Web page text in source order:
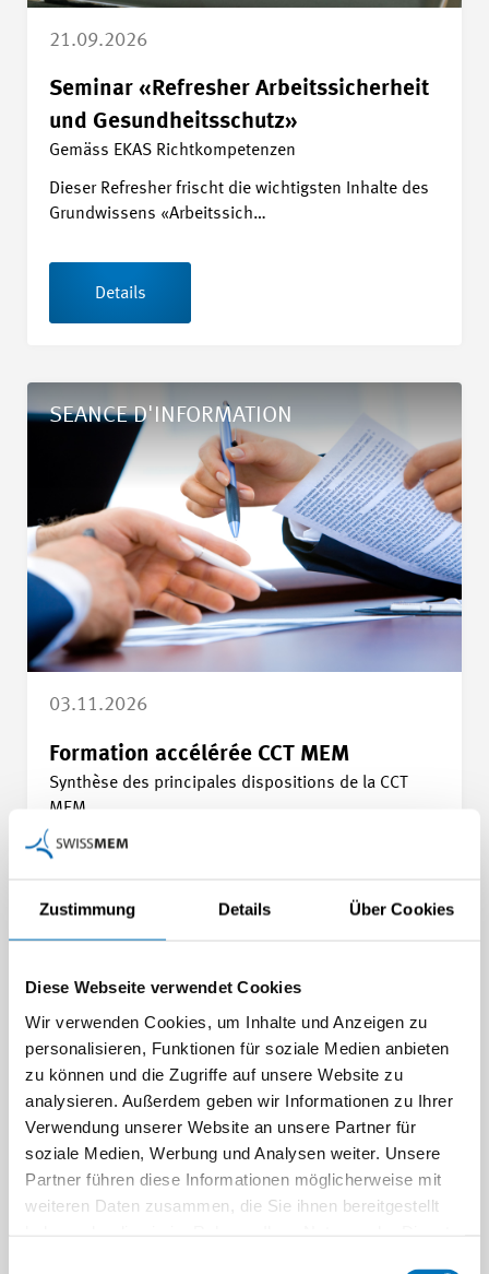
Zustimmung Details Über Cookies
Diese Webseite verwendet Cookies
Wir verwenden Cookies, um Inhalte und Anzeigen zu
personalisieren, Funktionen für soziale Medien anbieten
zu können und die Zugriffe auf unsere Website zu
analysieren. Außerdem geben wir Informationen zu Ihrer
Verwendung unserer Website an unsere Partner für
soziale Medien, Werbung und Analysen weiter. Unsere
Partner führen diese Informationen möglicherweise mit
weiteren Daten zusammen, die Sie ihnen bereitgestellt
21.09.2026
Seminar «Refresher Arbeitssicherheit
und Gesundheitsschutz»
Gemäss EKAS Richtkompetenzen
Dieser Refresher frischt die wichtigsten Inhalte des
Grundwissens «Arbeitssich…
Details
SEANCE D'INFORMATION
03.11.2026
Formation accélérée CCT MEM
Synthèse des principales dispositions de la CCT
MEM
Vous avez la possibilité de poser des questions à
NETZWERKVERANSTALTUNG
Details Let's talk about Tech-Career